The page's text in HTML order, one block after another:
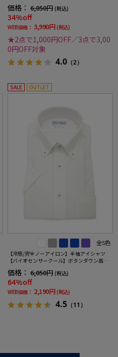
shirt春夏
価格： 6,050円 (税込)
34%off
WEB価格： 3,990円 (税込)
★2点で1,000円OFF／3点で3,00
0円OFF対象
4.0 （2）
SALE OUTLET
全5色
【冷感/完全ノーアイロン】半袖アイシャツ
【バイオセンサークール】ボタンダウン高通
価格： 6,050円 (税込)
64%off
WEB価格： 2,190円 (税込)
4.5 （11）